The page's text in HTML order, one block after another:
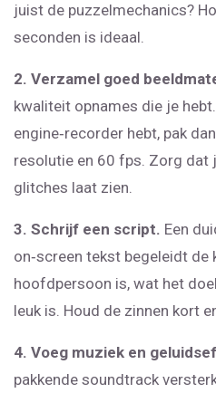
juist de puzzelmechanics?
seconden is ideaal.
2. Verzamel goed
kwaliteit opnames die je
engine‑recorder hebt, pak
resolutie en 60 fps. Zorg dat
glitches laat zien.
3. Schrijf een script. Een
on‑screen tekst begeleidt de
hoofdpersoon is, wat het
leuk is. Houd de zinnen kort
4. Voeg muziek en
pakkende soundtrack